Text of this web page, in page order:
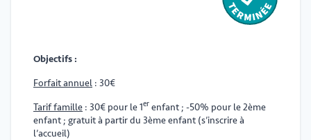
Objectifs :
Forfait annuel : 30€
Tarif famille : 30€ pour le 1er enfant ; -50% pour le 2ème
enfant ; gratuit à partir du 3ème enfant (s’inscrire à
l’accueil)